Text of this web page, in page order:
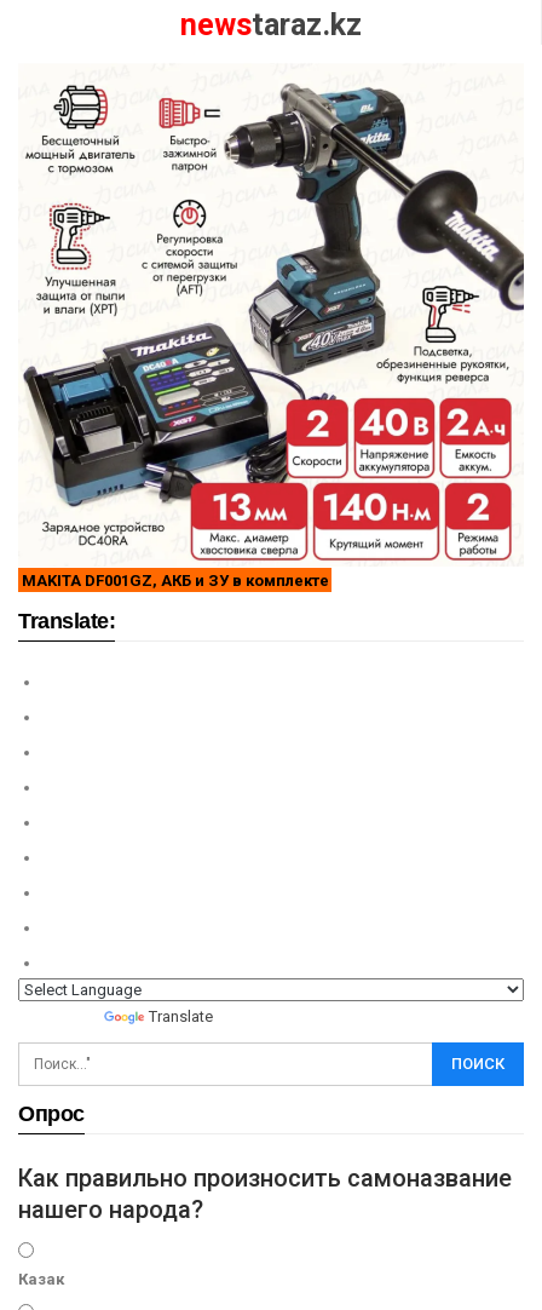
newstaraz.kz
MAKITA DF001GZ, АКБ и ЗУ в комплекте
Translate:
Translate
Опрос
Как правильно произносить самоназвание
нашего народа?
Казак